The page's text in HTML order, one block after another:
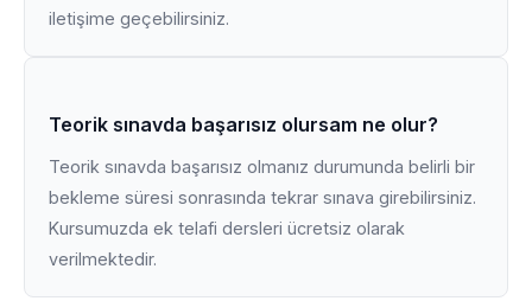
iletişime geçebilirsiniz.
Teorik sınavda başarısız olursam ne olur?
Teorik sınavda başarısız olmanız durumunda belirli bir
bekleme süresi sonrasında tekrar sınava girebilirsiniz.
Kursumuzda ek telafi dersleri ücretsiz olarak
verilmektedir.